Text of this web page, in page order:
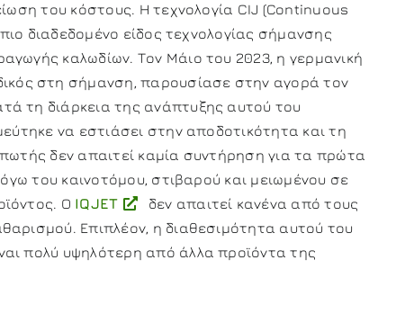
του κόστους. Η τεχνολογία CIJ (Continuous
διαδεδομένο είδος τεχνολογίας σήμανσης
καλωδίων. Τον Μάιο του 2023, η γερμανική
στη σήμανση, παρουσίασε στην αγορά τον
τη διάρκεια της ανάπτυξης αυτού του
να εστιάσει στην αποδοτικότητα και τη
δεν απαιτεί καμία συντήρηση για τα πρώτα
του καινοτόμου, στιβαρού και μειωμένου σε
Ο IQJET
δεν απαιτεί κανένα από τους
Επιπλέον, η διαθεσιμότητα αυτού του
πολύ υψηλότερη από άλλα προϊόντα της